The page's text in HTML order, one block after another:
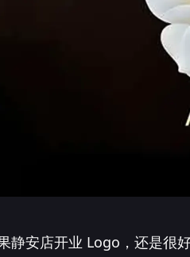
静安店开业 Logo，还是很好